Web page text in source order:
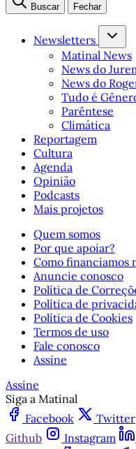
Buscar Fechar
Newsletters
Matinal News
News do
News do
Tudo é
Parêntese
Climática
Reportagem
Cultura
Agenda
Opinião
Podcasts
Mais projetos
Quem somos
Por que apoiar?
Como financiamos
Anuncie conosco
Política de
Política de
Política de Cookies
Termos de uso
Fale conosco
Assine
Assine
Siga a Matinal
Facebook
Twitter
Github
Instagram